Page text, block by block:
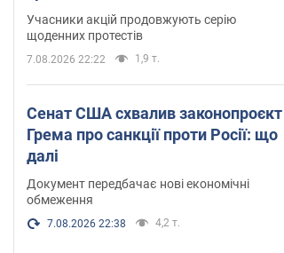
картонками. Фото і відео
Учасники акцій продовжують серію
щоденних протестів
7.08.2026 22:22 1,9 т.
Сенат США схвалив законопроєкт
Грема про санкції проти Росії: що
далі
Документ передбачає нові економічні
обмеження
7.08.2026 22:38 4,2 т.